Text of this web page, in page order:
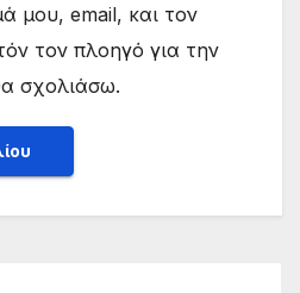
μου, email, και τον
τον πλοηγό για την
σχολιάσω.